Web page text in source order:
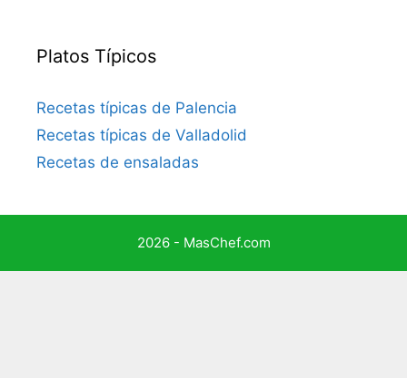
Platos Típicos
Recetas típicas de Palencia
Recetas típicas de Valladolid
Recetas de ensaladas
2026 - MasChef.com